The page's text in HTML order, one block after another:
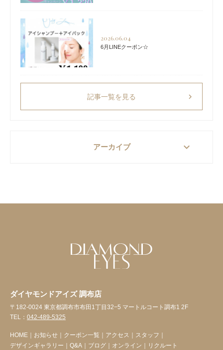
2026.06.04
6月LINEクーポン☆
記事一覧を見る chevron_right
アーカイブ keyboard_arrow_down
ダイヤモンドアイズ 調布店
〒182-0024 東京都調布市布田1丁目32−5 マートルコート調布1 2F
TEL： 042-489-5325
HOME お知らせ クーポン一覧 アクセス スタッフ
デザインギャラリー
Q&A ブログ オンライン リクルート